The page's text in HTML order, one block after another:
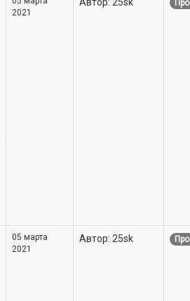
2021
05 марта
2021
Автор: 25sk